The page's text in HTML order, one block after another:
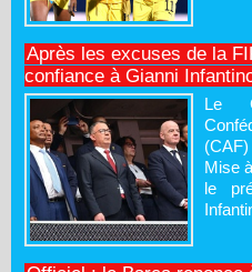
Après les excuses de la
confiance à Gianni
Le
Mise
le